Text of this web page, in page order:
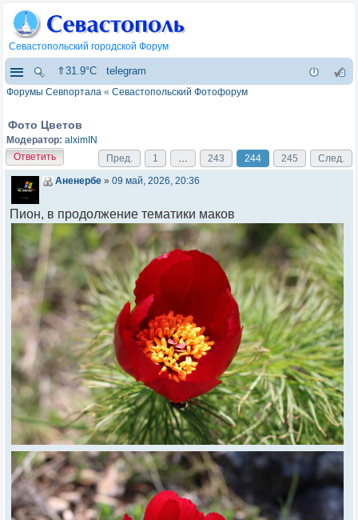
Севастопольский городской Форум
⇑31.9°C telegram
Форумы Севпортала « Севастопольский Фотофорум
Фото Цветов
Модератор: alximIN
Ответить
Пред. 1 … 243 244 245 След.
Аненербе » 09 май, 2026, 20:36
Пион, в продолжение тематики маков